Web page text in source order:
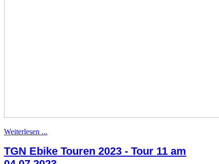
Weiterlesen ...
TGN Ebike Touren 2023 - Tour 11 am